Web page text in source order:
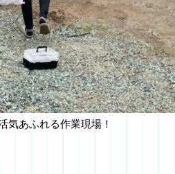
気あふれる作業現場！